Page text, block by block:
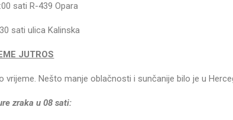
sati R-439 Opara
sati ulica Kalinska
JUTROS
Nešto manje oblačnosti i sunčanije bilo je u
zraka u 08 sati: